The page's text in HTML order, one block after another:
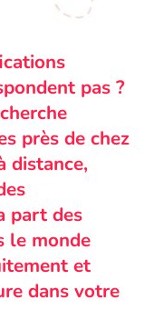
pas ?
près de chez
distance,
part des
le monde
et
dans votre